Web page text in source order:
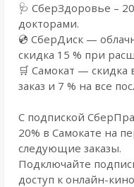
🩺 СберЗдоровье –
докторами.
💿 СберДиск —
скидка 15 % при
🛒 Самокат — скидка
заказ и 7 % на все
С подпиской
20% в Самокате на
следующие заказы.
Подключайте
доступ к онлайн-